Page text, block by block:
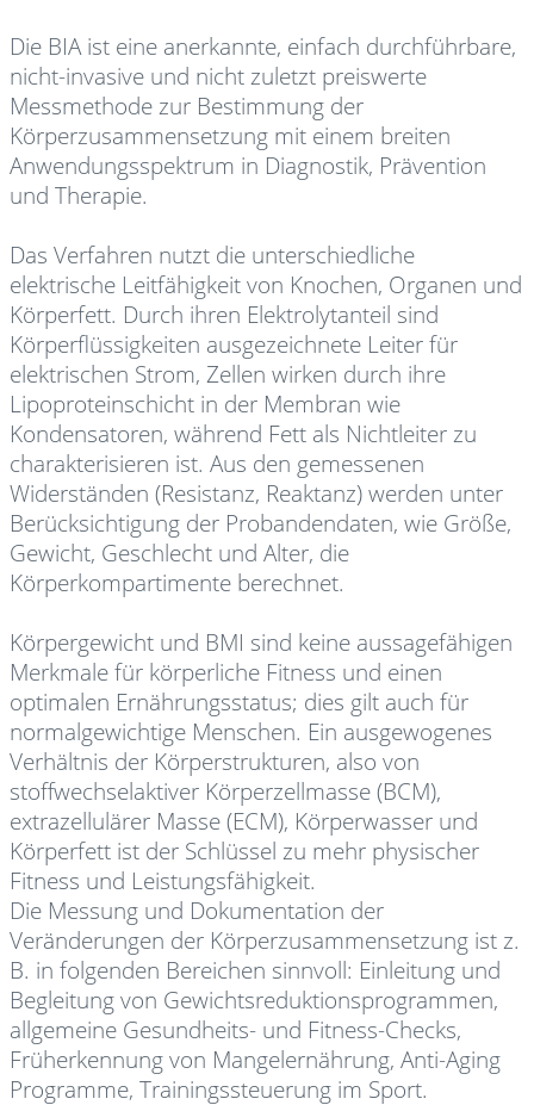
Die BIA ist eine anerkannte, einfach durchführbare,
nicht-invasive und nicht zuletzt preiswerte
Messmethode zur Bestimmung der
Körperzusammensetzung mit einem breiten
Anwendungsspektrum in Diagnostik, Prävention
und Therapie.
Das Verfahren nutzt die unterschiedliche
elektrische Leitfähigkeit von Knochen, Organen und
Körperfett. Durch ihren Elektrolytanteil sind
Körperflüssigkeiten ausgezeichnete Leiter für
elektrischen Strom, Zellen wirken durch ihre
Lipoproteinschicht in der Membran wie
Kondensatoren, während Fett als Nichtleiter zu
charakterisieren ist. Aus den gemessenen
Widerständen (Resistanz, Reaktanz) werden unter
Berücksichtigung der Probandendaten, wie Größe,
Gewicht, Geschlecht und Alter, die
Körperkompartimente berechnet.
Körpergewicht und BMI sind keine aussagefähigen
Merkmale für körperliche Fitness und einen
optimalen Ernährungsstatus; dies gilt auch für
normalgewichtige Menschen. Ein ausgewogenes
Verhältnis der Körperstrukturen, also von
stoffwechselaktiver Körperzellmasse (BCM),
extrazellulärer Masse (ECM), Körperwasser und
Körperfett ist der Schlüssel zu mehr physischer
Fitness und Leistungsfähigkeit.
Die Messung und Dokumentation der
Veränderungen der Körperzusammensetzung ist z.
B. in folgenden Bereichen sinnvoll: Einleitung und
Begleitung von Gewichtsreduktionsprogrammen,
allgemeine Gesundheits- und Fitness-Checks,
Früherkennung von Mangelernährung, Anti-Aging
Programme, Trainingssteuerung im Sport.